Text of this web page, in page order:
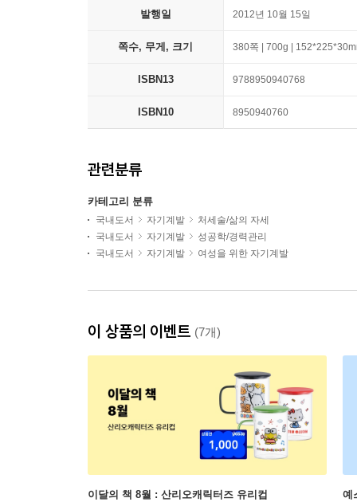
발행일 2012년 10월 15일
쪽수, 무게, 크기 380쪽 | 700g |
ISBN13 9788950940768
ISBN10 8950940760
관련분류
카테고리 분류
국내도서 자기계발
처세술/삶의 자세
국내도서
자기계발
성공학/경력관리
국내도서
자기계발 여성을 위한 자기계발
이 상품의 이벤트 (7개)
이달의 책 8월 : 산리오캐릭터즈 유리컵 예